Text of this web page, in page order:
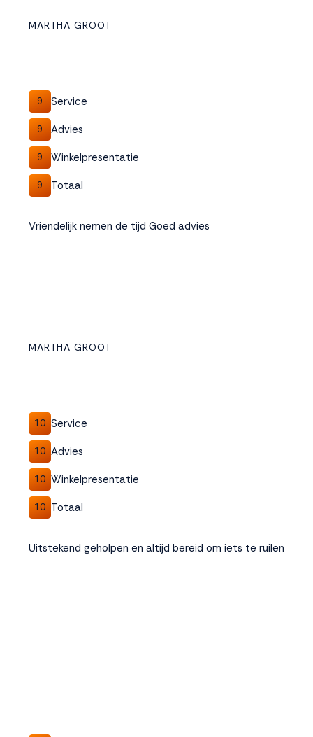
MARTHA GROOT
9 Service
9 Advies
9 Winkelpresentatie
9 Totaal
Vriendelijk nemen de tijd Goed advies
MARTHA GROOT
10 Service
10 Advies
10 Winkelpresentatie
10 Totaal
Uitstekend geholpen en altijd bereid om iets te ruilen